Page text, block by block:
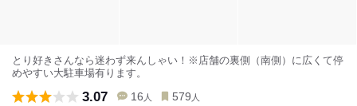
とり好きさんなら迷わず来んしゃい！※店舗の裏側（南側）に広くて停
めやすい大駐車場有ります。
3.07 16 人 579 人